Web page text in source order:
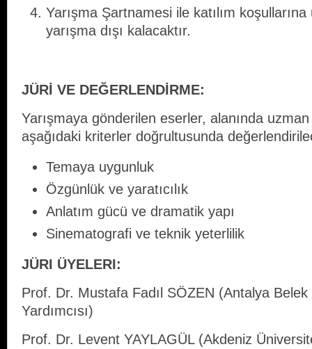
Yarışma Şartnamesi ile katılım
yarışma dışı kalacaktır.
JÜRİ VE DEĞERLENDİRME:
Yarışmaya gönderilen eserler, alanında
aşağıdaki kriterler doğrultusunda
Temaya uygunluk
Özgünlük ve yaratıcılık
Anlatım gücü ve dramatik yapı
Sinematografi ve teknik yeterlilik
JÜRI ÜYELERI:
Prof. Dr. Mustafa Fadıl SÖZEN (Antalya
Yardımcısı)
Prof. Dr. Levent YAYLAGÜL (Akdeniz